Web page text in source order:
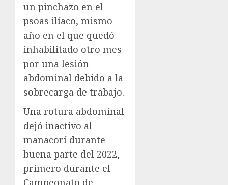
un pinchazo en el
psoas ilíaco, mismo
año en el que quedó
inhabilitado otro mes
por una lesión
abdominal debido a la
sobrecarga de trabajo.
Una rotura abdominal
dejó inactivo al
manacorí durante
buena parte del 2022,
primero durante el